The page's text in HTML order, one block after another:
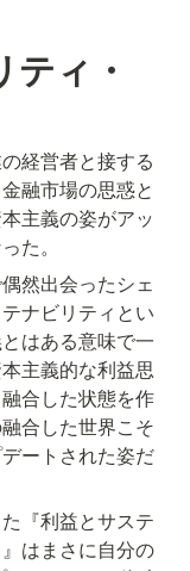
ィ・
経営者と接する
融市場の思惑と
主義の姿がアッ
た。
然出会ったシェ
ナビリティとい
はある意味で一
主義的な利益思
合した状態を作
合した世界こそ
ートされた姿だ
『利益とサステ
はまさに自分の